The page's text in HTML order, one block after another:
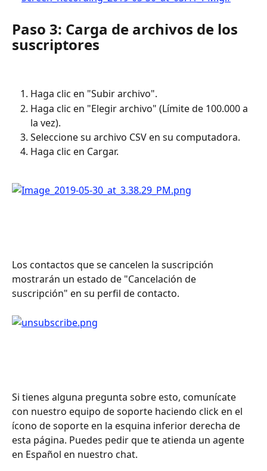
Paso 3: Carga de archivos de los
suscriptores
Haga clic en "Subir archivo".
Haga clic en "Elegir archivo" (Límite de 100.000 a
la vez).
Seleccione su archivo CSV en su computadora.
Haga clic en Cargar.
Los contactos que se cancelen la suscripción
mostrarán un estado de "Cancelación de
suscripción" en su perfil de contacto.
Si tienes alguna pregunta sobre esto, comunícate
con nuestro equipo de soporte haciendo click en el
ícono de soporte en la esquina inferior derecha de
esta página. Puedes pedir que te atienda un agente
en Español en nuestro chat.